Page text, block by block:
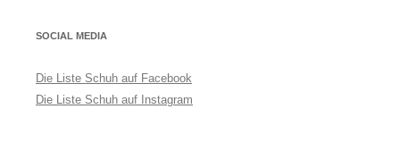
SOCIAL MEDIA
Die Liste Schuh auf Facebook
Die Liste Schuh auf Instagram